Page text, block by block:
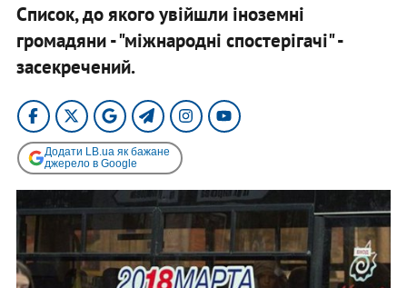
Список, до якого увійшли іноземні
громадяни - "міжнародні спостерігачі" -
засекречений.
Додати LB.ua як бажане
джерело в Google